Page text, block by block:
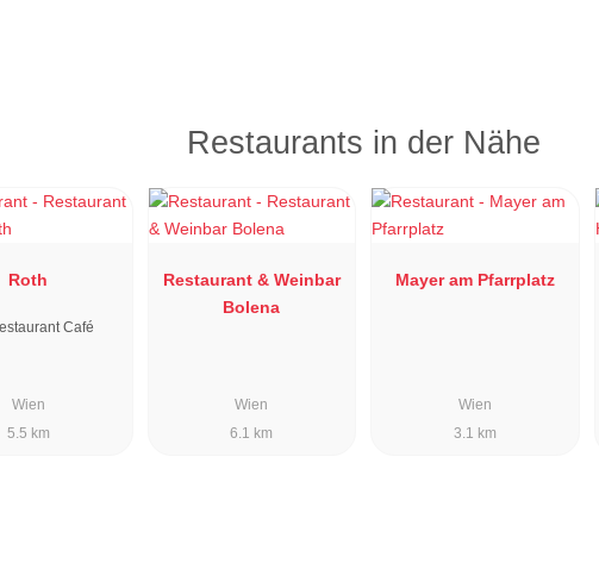
Restaurants in der Nähe
Roth
Café
Wien
5.5 km
Restaurant & Weinbar
Bolena
Wien
6.1 km
Mayer am Pfarrplatz
Wien
3.1 km